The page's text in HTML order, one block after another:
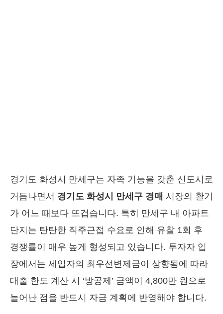
경기도 화성시 만세구는 자족 기능을 갖춘 신도시로
거듭나면서 경기도 화성시 만세구 경매 시장의 활기
가 어느 때보다 뜨겁습니다. 특히 만세구 내 아파트
단지는 탄탄한 직주근접 수요로 인해 유찰 1회 후
경쟁률이 매우 높게 형성되고 있습니다. 투자자 입
장에서는 세입자의 최우선변제금이 상향됨에 따라
대출 한도 계산 시 ‘방공제’ 금액이 4,800만 원으로
늘어난 점을 반드시 자금 계획에 반영해야 합니다.